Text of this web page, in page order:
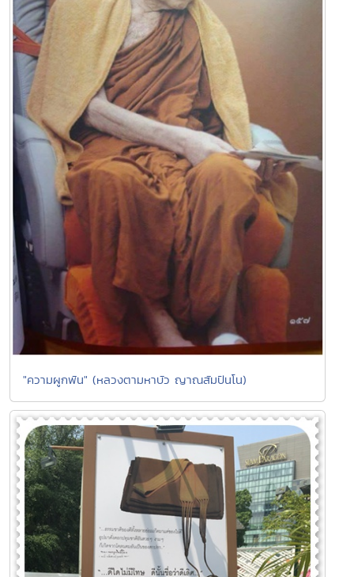
"ความผูกพัน" (หลวงตามหาบัว ญาณสัมปันโน)